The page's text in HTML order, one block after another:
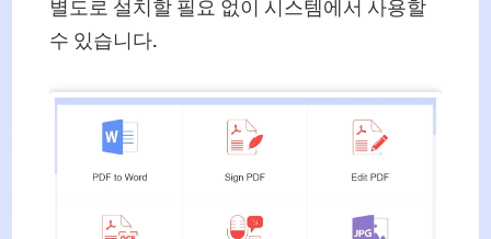
별도로 설치할 필요 없이 시스템에서 사용할
수 있습니다.